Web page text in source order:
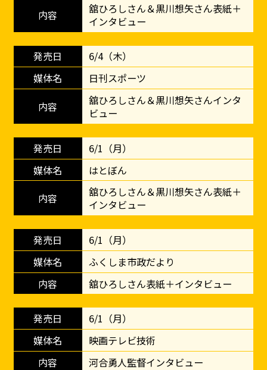
舘ひろしさん＆黒川想矢さん表紙＋
インタビュー
6/4（木）
日刊スポーツ
舘ひろしさん＆黒川想矢さんインタ
ビュー
6/1（月）
はとぼん
舘ひろしさん＆黒川想矢さん表紙＋
インタビュー
6/1（月）
ふくしま市政だより
舘ひろしさん表紙＋インタビュー
6/1（月）
映画テレビ技術
河合勇人監督インタビュー